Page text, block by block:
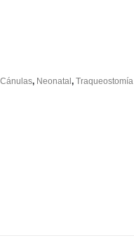
Cánulas, Neonatal , Traqueostomía